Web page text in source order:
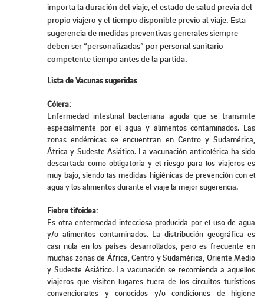
importa la duración del viaje, el estado de salud previa del
propio viajero y el tiempo disponible previo al viaje. Esta
sugerencia de medidas preventivas generales siempre
deben ser “personalizadas” por personal sanitario
competente tiempo antes de la partida.
Lista de Vacunas sugeridas
Cólera:
Enfermedad intestinal bacteriana aguda que se transmite
especialmente por el agua y alimentos contaminados. Las
zonas endémicas se encuentran en Centro y Sudamérica,
África y Sudeste Asiático. La vacunación anticolérica ha sido
descartada como obligatoria y el riesgo para los viajeros es
muy bajo, siendo las medidas higiénicas de prevención con el
agua y los alimentos durante el viaje la mejor sugerencia.
Fiebre tifoidea:
Es otra enfermedad infecciosa producida por el uso de agua
y/o alimentos contaminados. La distribución geográfica es
casi nula en los países desarrollados, pero es frecuente en
muchas zonas de África, Centro y Sudamérica, Oriente Medio
y Sudeste Asiático. La vacunación se recomienda a aquellos
viajeros que visiten lugares fuera de los circuitos turísticos
convencionales y conocidos y/o condiciones de higiene